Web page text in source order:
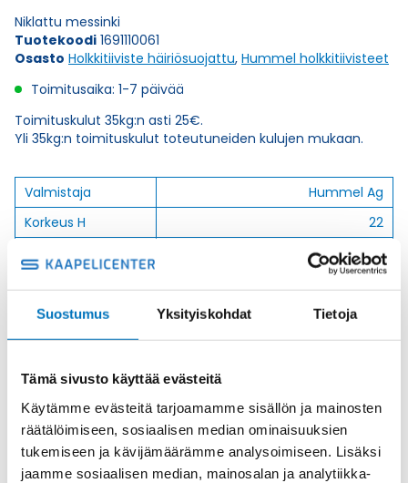
Suostumus Yksityiskohdat Tietoja
Tämä sivusto käyttää evästeitä
Käytämme evästeitä tarjoamamme sisällön ja mainosten
räätälöimiseen, sosiaalisen median ominaisuuksien
tukemiseen ja kävijämäärämme analysoimiseen. Lisäksi
jaamme sosiaalisen median, mainosalan ja analytiikka-
Niklattu messinki
Tuotekoodi 1691110061
Osasto Holkkitiiviste häiriösuojattu, Hummel holkkitiivisteet
Toimitusaika: 1-7 päivää
Toimituskulut 35kg:n asti 25€.
Yli 35kg:n toimituskulut toteutuneiden kulujen mukaan.
Valmistaja
Hummel Ag
Korkeus H
22
10
Etim 7
EC000441
Materiaali
Niklattu messinki
Kierre
Ulkokierre Ag
PG 11
Normen